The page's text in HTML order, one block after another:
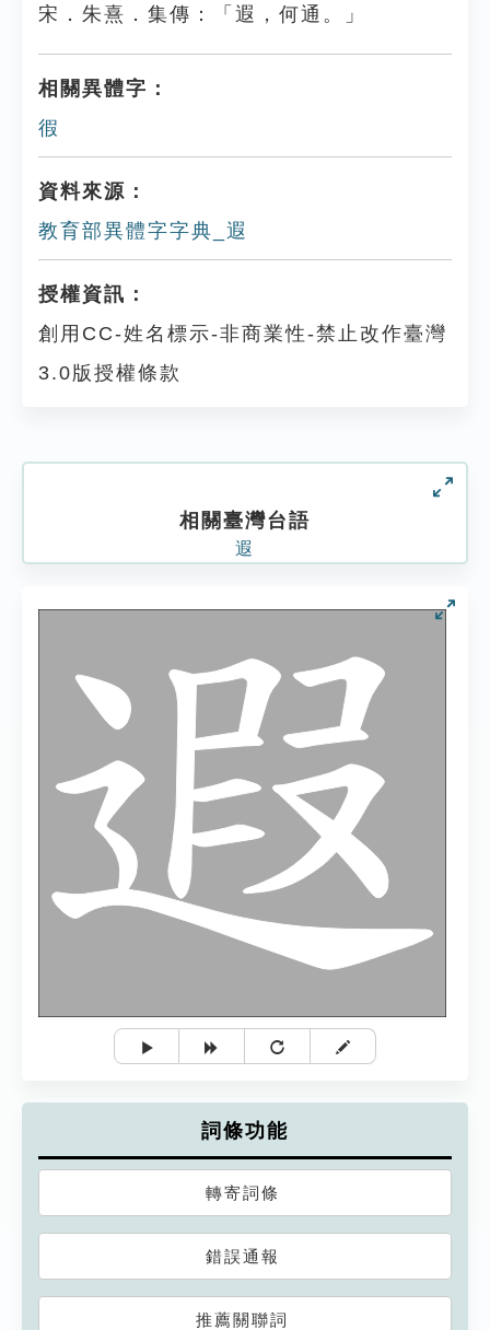
宋．朱熹．集傳：「遐，何通。」
相關異體字：
徦
資料來源：
教育部異體字字典_遐
授權資訊：
創用CC-姓名標示-非商業性-禁止改作臺灣
3.0版授權條款
相關臺灣台語
遐
詞條功能
轉寄詞條
錯誤通報
推薦關聯詞